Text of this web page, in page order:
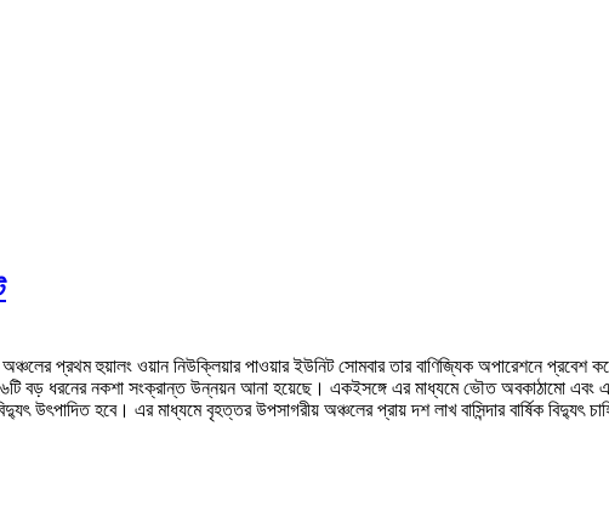
প্রথম হুয়ালং ওয়ান নিউক্লিয়ার পাওয়ার ইউনিট সোমবার তার বাণিজ্যিক অপারেশনে প্রবেশ
বড় ধরনের নকশা সংক্রান্ত উন্নয়ন আনা হয়েছে। একইসঙ্গে এর মাধ্যমে ভৌত অবকাঠামো এবং
হবে। এর মাধ্যমে বৃহত্তর উপসাগরীয় অঞ্চলের প্রায় দশ লাখ বাসিন্দার বার্ষিক বিদ্যুৎ